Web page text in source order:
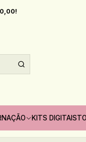
KITS DIGITAIS
Diário de
de favoritos